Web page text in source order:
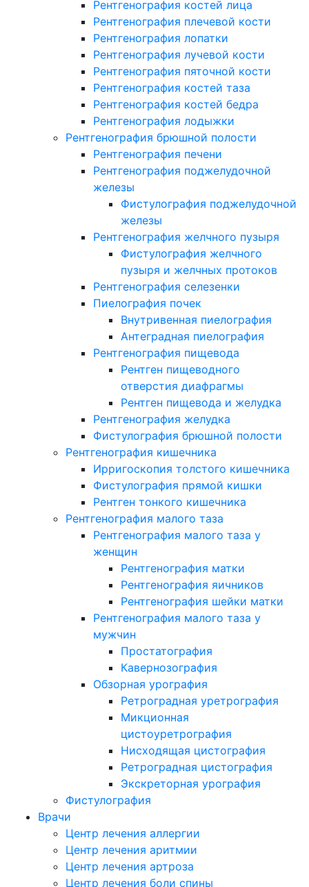
Рентгенография костей лица
Рентгенография плечевой кости
Рентгенография лопатки
Рентгенография лучевой кости
Рентгенография пяточной кости
Рентгенография костей таза
Рентгенография костей бедра
Рентгенография лодыжки
Рентгенография брюшной полости
Рентгенография печени
Рентгенография поджелудочной
железы
Фистулография поджелудочной
железы
Рентгенография желчного пузыря
Фистулография желчного
пузыря и желчных протоков
Рентгенография селезенки
Пиелография почек
Внутривенная пиелография
Антеградная пиелография
Рентгенография пищевода
Рентген пищеводного
отверстия диафрагмы
Рентген пищевода и желудка
Рентгенография желудка
Фистулография брюшной полости
Рентгенография кишечника
Ирригоскопия толстого кишечника
Фистулография прямой кишки
Рентген тонкого кишечника
Рентгенография малого таза
Рентгенография малого таза у
женщин
Рентгенография матки
Рентгенография яичников
Рентгенография шейки матки
Рентгенография малого таза у
мужчин
Простатография
Кавернозография
Обзорная урография
Ретроградная уретрография
Микционная
цистоуретрография
Нисходящая цистография
Ретроградная цистография
Экскреторная урография
Фистулография
Врачи
Центр лечения аллергии
Центр лечения аритмии
Центр лечения артроза
Центр лечения боли спины